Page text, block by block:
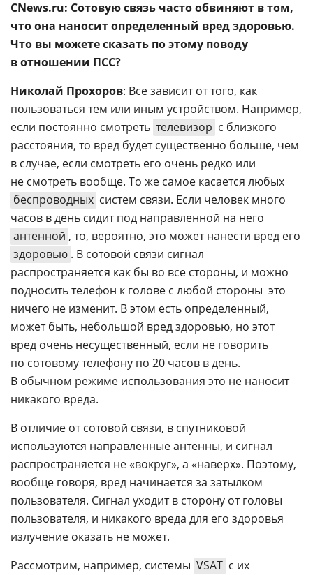
CNews.ru: Сотовую связь часто обвиняют в том,
что она наносит определенный вред здоровью.
Что вы можете сказать по этому поводу
в отношении ПСС?
Николай Прохоров: Все зависит от того, как
пользоваться тем или иным устройством. Например,
если постоянно смотреть телевизор с близкого
расстояния, то вред будет существенно больше, чем
в случае, если смотреть его очень редко или
не смотреть вообще. То же самое касается любых
беспроводных систем связи. Если человек много
часов в день сидит под направленной на него
антенной , то, вероятно, это может нанести вред его
здоровью . В сотовой связи сигнал
распространяется как бы во все стороны, и можно
подносить телефон к голове с любой стороны  это
ничего не изменит. В этом есть определенный,
может быть, небольшой вред здоровью, но этот
вред очень несущественный, если не говорить
по сотовому телефону по 20 часов в день.
В обычном режиме использования это не наносит
никакого вреда.
В отличие от сотовой связи, в спутниковой
используются направленные антенны, и сигнал
распространяется не «вокруг», а «наверх». Поэтому,
вообще говоря, вред начинается за затылком
пользователя. Сигнал уходит в сторону от головы
пользователя, и никакого вреда для его здоровья
излучение оказать не может.
Рассмотрим, например, системы VSAT с их